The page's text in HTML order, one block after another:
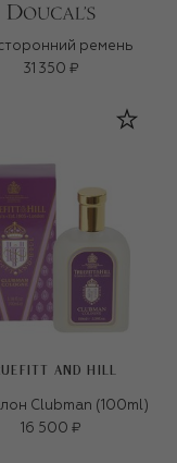
ремень
31 350 ₽
AND HILL
Clubman (100ml)
16 500 ₽